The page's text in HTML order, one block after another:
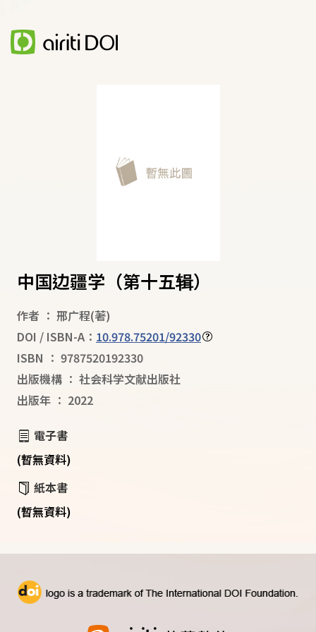
中国边疆学（第十五辑）
作者 ： 邢广程(著)
DOI / ISBN-A： 10.978.75201/92330
ISBN ： 9787520192330
出版機構 ： 社会科学文献出版社
出版年 ： 2022
電子書
(暫無資料)
紙本書
(暫無資料)